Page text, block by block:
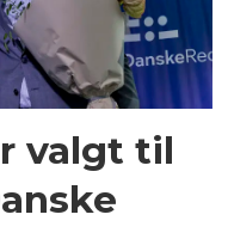
valgt til